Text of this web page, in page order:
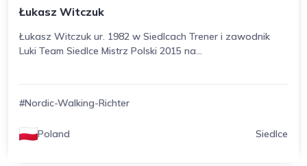
Łukasz Witczuk
Łukasz Witczuk ur. 1982 w Siedlcach Trener i zawodnik
Luki Team Siedlce Mistrz Polski 2015 na...
#Nordic-Walking-Richter
Poland Siedlce